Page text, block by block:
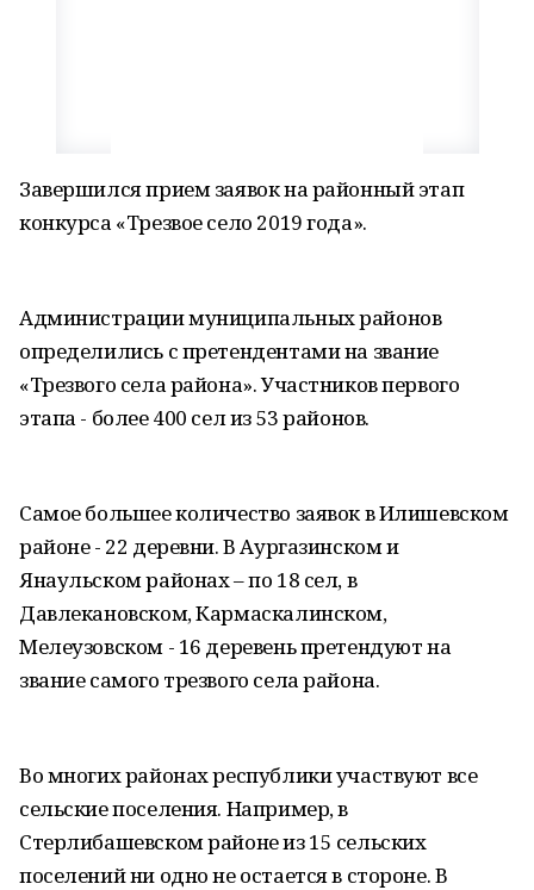
Завершился прием заявок на районный этап
конкурса «Трезвое село 2019 года».
Администрации муниципальных районов
определились с претендентами на звание
«Трезвого села района». Участников первого
этапа - более 400 сел из 53 районов.
Самое большее количество заявок в Илишевском
районе - 22 деревни. В Аургазинском и
Янаульском районах – по 18 сел, в
Давлекановском, Кармаскалинском,
Мелеузовском - 16 деревень претендуют на
звание самого трезвого села района.
Во многих районах республики участвуют все
сельские поселения. Например, в
Стерлибашевском районе из 15 сельских
поселений ни одно не остается в стороне. В